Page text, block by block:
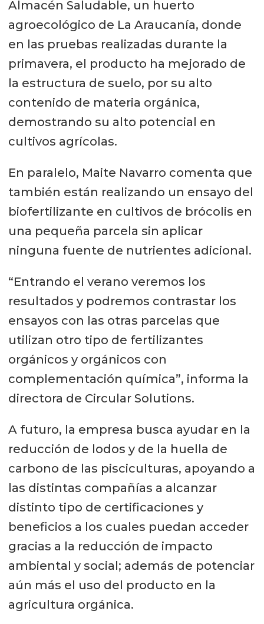
Almacén Saludable, un huerto
agroecológico de La Araucanía, donde
en las pruebas realizadas durante la
primavera, el producto ha mejorado de
la estructura de suelo, por su alto
contenido de materia orgánica,
demostrando su alto potencial en
cultivos agrícolas.
En paralelo, Maite Navarro comenta que
también están realizando un ensayo del
biofertilizante en cultivos de brócolis en
una pequeña parcela sin aplicar
ninguna fuente de nutrientes adicional.
“Entrando el verano veremos los
resultados y podremos contrastar los
ensayos con las otras parcelas que
utilizan otro tipo de fertilizantes
orgánicos y orgánicos con
complementación química”, informa la
directora de Circular Solutions.
A futuro, la empresa busca ayudar en la
reducción de lodos y de la huella de
carbono de las pisciculturas, apoyando a
las distintas compañías a alcanzar
distinto tipo de certificaciones y
beneficios a los cuales puedan acceder
gracias a la reducción de impacto
ambiental y social; además de potenciar
aún más el uso del producto en la
agricultura orgánica.